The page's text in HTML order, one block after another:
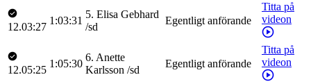
12.03:27
1:03:31
5. Elisa Gebhard
/sd
Egentligt anförande
Titta på
videon
12.05:25
1:05:30
6. Anette
Karlsson /sd
Egentligt anförande
Titta på
videon